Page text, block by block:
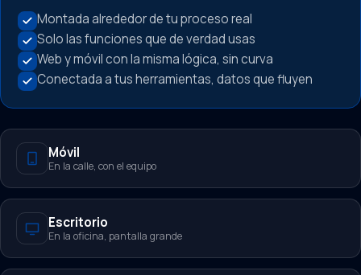
Montada alrededor de tu proceso real
Solo las funciones que de verdad usas
Web y móvil con la misma lógica, sin curva
Conectada a tus herramientas, datos que fluyen
Móvil
En la calle, con el equipo
Escritorio
En la oficina, pantalla grande